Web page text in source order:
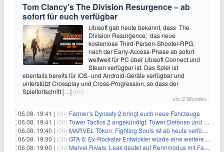
Tom Clancy’s The Division Resurgence – ab
sofort für euch verfügbar
Ubisoft gab heute bekannt, dass The
Division Resurgence, das neue
kostenlose Third-Person-Shooter-RPG,
nach der Early-Access-Phase ab sofort
weltweit für PC über Ubisoft Connect und
Steam verfügbar ist. Das Spiel ist
ebenfalls bereits für iOS- und Android-Geräte verfügbar und
unterstützt Crossplay und Cross-Progression, so dass der
Spielfortschritt[…] (00)
vor 2 Stunden
06.08. 19:41 | (00) Farmer’s Dynasty 2 bringt euch neue Fahrzeuge
06.08. 19:41 | (00) Tower Tactics 2 angekündigt: Tower Defense und Deckbuilding Kombo kehrt zurück
06.08. 19:40 | (00) MARVEL Tōkon: Fighting Souls ist ab heute verfügbar
06.08. 19:30 | (00) GTA 6: Ex-Rockstar-Entwickler würde eine weitere Verschiebung nicht überraschen
06.08. 19:00 | (00) Marvel Rivals: Leak deutet auf Rennmodus mit Fahrzeugen hin